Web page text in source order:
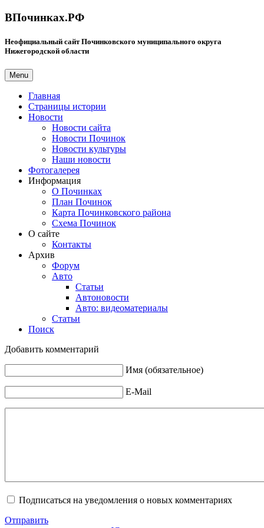
ВПочинках.РФ
Неофициальный сайт Починковского муниципального округа
Нижегородской области
Menu
Главная
Страницы истории
Новости
Новости сайта
Новости Починок
Новости культуры
Наши новости
Фотогалерея
Информация
О Починках
План Починок
Карта Починковского района
Схема Починок
О сайте
Контакты
Архив
Форум
Авто
Статьи
Автоновости
Авто: видеоматериалы
Статьи
Поиск
Добавить комментарий
Имя (обязательное)
E-Mail
Подписаться на уведомления о новых комментариях
Отправить